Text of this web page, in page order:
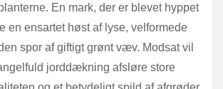
En mark, der er blevet hyppet
en ensartet høst af lyse, velformede
spor af giftigt grønt væv. Modsat vil
jorddækning afsløre store